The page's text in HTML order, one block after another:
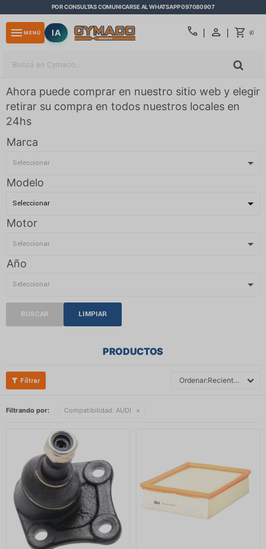
POR CONSULTAS COMUNICARSE AL WHATSAPP 097080907
call $0
menu MENÚ IA
Ahora puede comprar en nuestro sitio web y elegir
retirar su compra en todos nuestros locales en
24hs
Marca
Modelo
Motor
Año
BUSCAR LIMPIAR
PRODUCTOS
Recientes
Filtrando por: Compatibilidad: AUDI
close